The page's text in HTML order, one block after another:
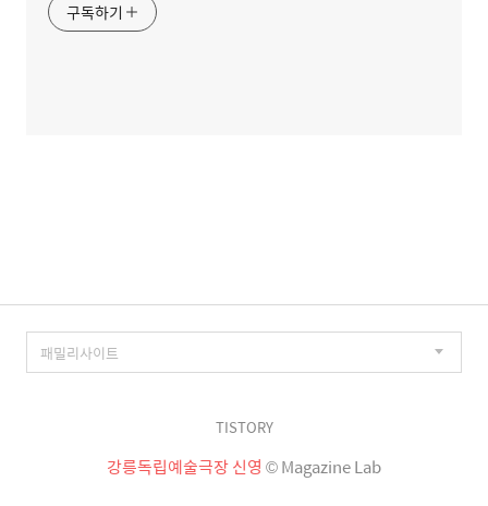
구독하기
TISTORY
강릉독립예술극장 신영 © Magazine Lab